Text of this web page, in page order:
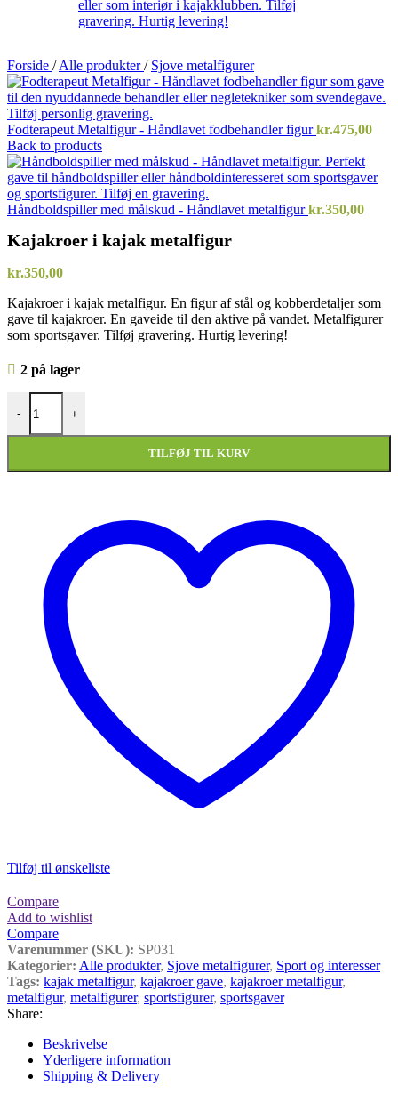
Forside / Alle produkter/ Sjove metalfigurer
Fodterapeut Metalfigur - Håndlavet fodbehandler figurkr.475,00
Back to products
Håndboldspiller med målskud - Håndlavet metalfigurkr.350,00
Kajakroer i kajak metalfigur
kr.350,00
Kajakroer i kajak metalfigur. En figur af stål og kobberdetaljer som
gave til kajakroer. En gaveide til den aktive på vandet. Metalfigurer
som sportsgaver. Tilføj gravering. Hurtig levering!
2 på lager
-
Kajakroer i kajak metalfigur antal
+
TILFØJ TIL KURV
Tilføj til ønskeliste
Compare
Add to wishlist
Compare
Varenummer (SKU): SP031
Kategorier: Alle produkter, Sjove metalfigurer, Sport og interesser
Tags: kajak metalfigur, kajakroer gave, kajakroer metalfigur,
metalfigur, metalfigurer, sportsfigurer, sportsgaver
Share:
Beskrivelse
Yderligere information
Shipping & Delivery